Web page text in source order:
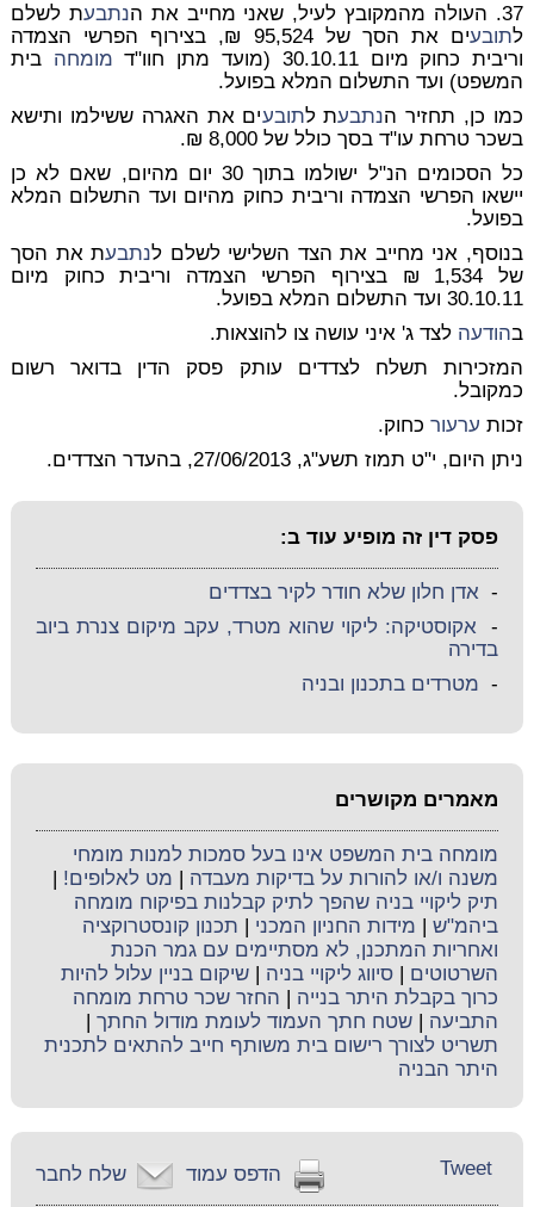
37. העולה מהמקובץ לעיל, שאני מחייב את ה
נתבעת לשלם
לתובע
ים את הסך של 95,524 ₪, בצירוף הפרשי הצמדה
וריבית כחוק מיום 30.10.11 (מועד מתן חוו"ד
מומחה בית
המשפט) ועד התשלום המלא בפועל.
כמו כן, תחזיר הנתבעת לתובעים את האגרה ששילמו ותישא
בשכר טרחת עו"ד בסך כולל של 8,000 ₪.
כל הסכומים הנ"ל ישולמו בתוך 30 יום מהיום, שאם לא כן
יישאו הפרשי הצמדה וריבית כחוק מהיום ועד התשלום המלא
בפועל.
בנוסף, אני מחייב את הצד השלישי לשלם לנתבעת את הסך
של 1,534 ₪ בצירוף הפרשי הצמדה וריבית כחוק מיום
30.10.11 ועד התשלום המלא בפועל.
בהודעה לצד ג' איני עושה צו להוצאות.
המזכירות תשלח לצדדים עותק פסק הדין בדואר רשום
כמקובל.
זכות ערעורכחוק.
ניתן היום, י"ט תמוז תשע"ג, 27/06/2013, בהעדר הצדדים.
פסק דין זה מופיע עוד ב:
-אדן חלון שלא חודר לקיר בצדדים
-אקוסטיקה: ליקוי שהוא מטרד, עקב מיקום צנרת ביוב
בדירה
- מטרדים בתכנון ובניה
מאמרים מקושרים
מומחה בית המשפט אינו בעל סמכות למנות מומחי
משנה ו/או להורות על בדיקות מעבדה
מט לאלופים!
תיק ליקויי בניה שהפך לתיק קבלנות בפיקוח מומחה
ביהמ"ש
מידות החניון המכני
תכנון קונסטרוקציה
ואחריות המתכנן, לא מסתיימים עם גמר הכנת
השרטוטים |סיווג ליקויי בניה |שיקום בניין עלול להיות
כרוך בקבלת היתר בנייה
החזר שכר טרחת מומחה
התביעה |שטח חתך העמוד לעומת מודול החתך
תשריט לצורך רישום בית משותף חייב להתאים לתכנית
היתר הבניה
שלח לחבר הדפס עמוד Tweet